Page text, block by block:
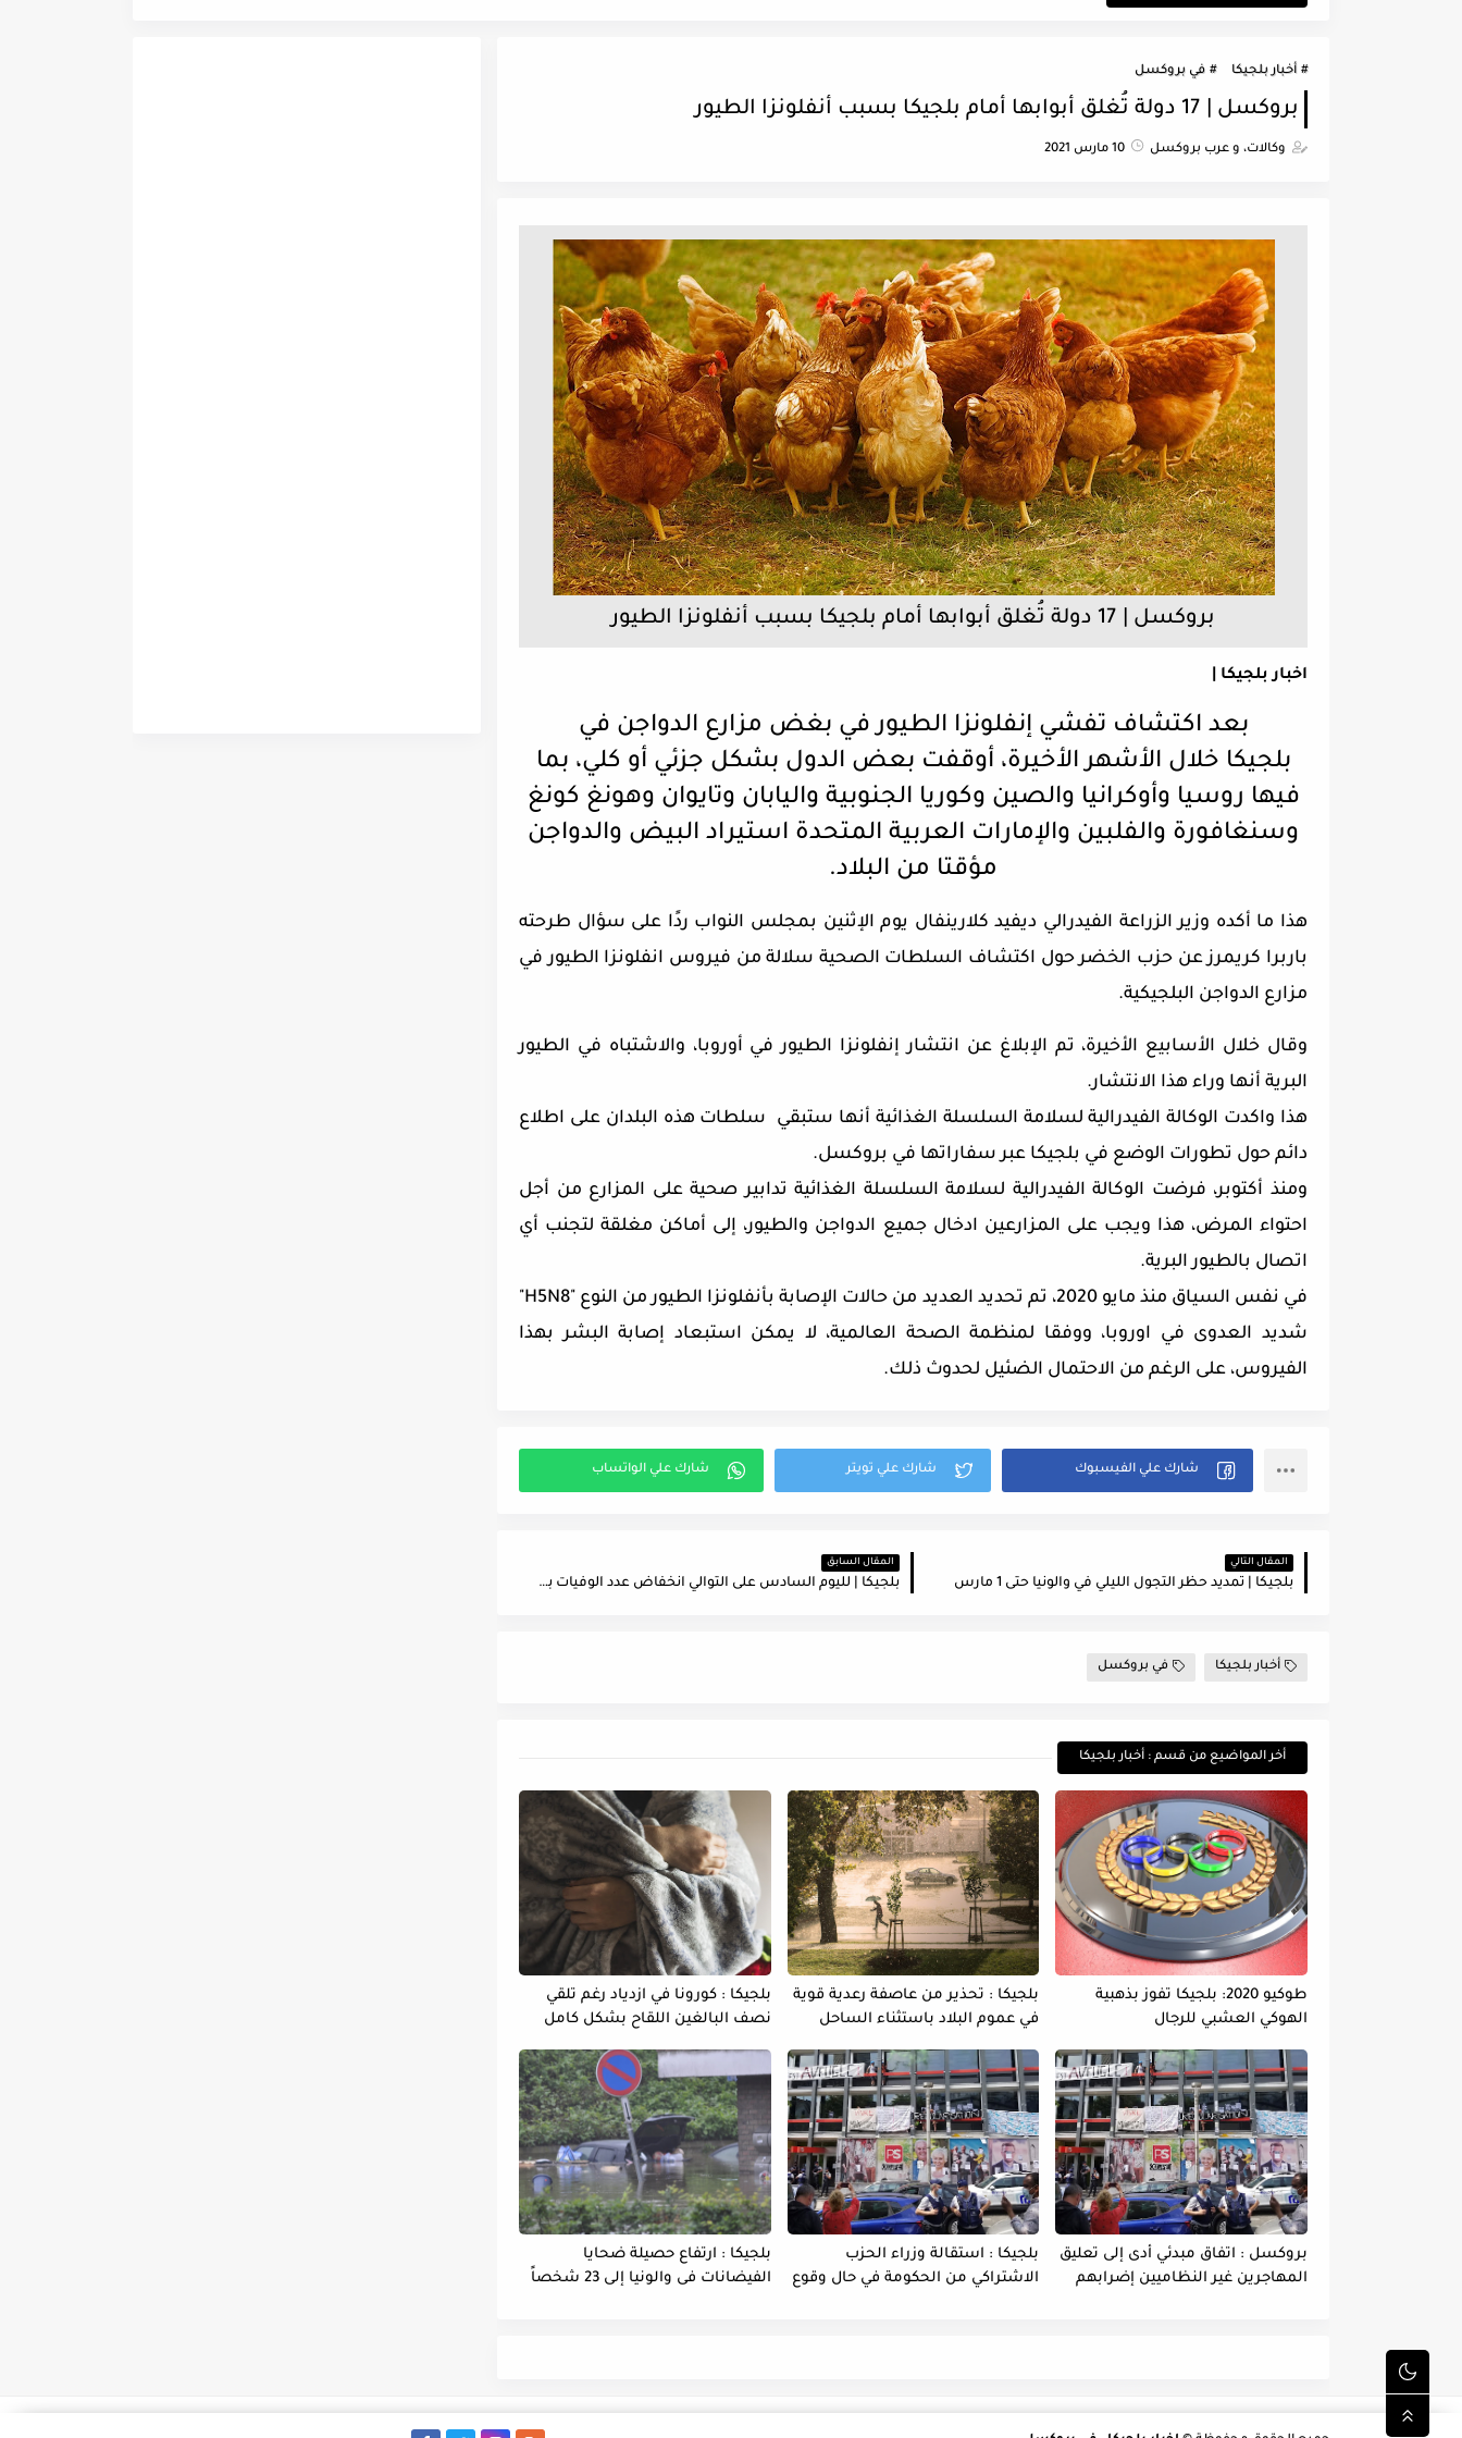
أخبار بلجيكا في بروكسل
بروكسل | 17 دولة تُغلق أبوابها أمام بلجيكا بسبب أنفلونزا الطيور
وكالات، و عرب بروكسل 10 مارس 2021
بروكسل | 17 دولة تُغلق أبوابها أمام بلجيكا بسبب أنفلونزا الطيور
اخبار بلجيكا |
بعد اكتشاف تفشي إنفلونزا الطيور في بغض مزارع الدواجن في
بلجيكا خلال الأشهر الأخيرة، أوقفت بعض الدول بشكل جزئي أو كلي، بما
فيها روسيا وأوكرانيا والصين وكوريا الجنوبية واليابان وتايوان وهونغ كونغ
وسنغافورة والفلبين والإمارات العربية المتحدة استيراد البيض والدواجن
مؤقتا من البلاد.
هذا ما أكده وزير الزراعة الفيدرالي ديفيد كلارينفال يوم الإثنين بمجلس النواب ردًا على سؤال طرحته
باربرا كريمرز عن حزب الخضر حول اكتشاف السلطات الصحية سلالة من فيروس انفلونزا الطيور في
مزارع الدواجن البلجيكية.
وقال خلال الأسابيع الأخيرة، تم الإبلاغ عن انتشار إنفلونزا الطيور في أوروبا، والاشتباه في الطيور
البرية أنها وراء هذا الانتشار.
هذا واكدت الوكالة الفيدرالية لسلامة السلسلة الغذائية أنها ستبقي سلطات هذه البلدان على اطلاع
دائم حول تطورات الوضع في بلجيكا عبر سفاراتها في بروكسل.
ومنذ أكتوبر، فرضت الوكالة الفيدرالية لسلامة السلسلة الغذائية تدابير صحيةعلى المزارع من أجل
احتواء المرض، هذا ويجب على المزارعين ادخال جميع الدواجن والطيور، إلى أماكن مغلقة لتجنب أي
اتصال بالطيور البرية.
في نفس السياق منذ مايو 2020، تم تحديد العديد من حالات الإصابة بأنفلونزا الطيور من النوع "H5N8"
شديد العدوى في اوروبا، ووفقا لمنظمة الصحة العالمية، لا يمكن استبعاد إصابة البشر بهذا
الفيروس، على الرغم من الاحتمال الضئيل لحدوث ذلك.
المقال التالي
بلجيكا | تمديد حظر التجول الليلي في والونيا حتى 1 مارس
المقال السابق
بلجيكا | لليوم السادس على التوالي انخفاض عدد الوفيات بسبب كوفيد-19
أخبار بلجيكا في بروكسل
أخر المواضيع من قسم : أخبار بلجيكا
طوكيو 2020: بلجيكا تفوز بذهبية
الهوكي العشبي للرجال
بلجيكا : تحذير من عاصفة رعدية قوية
في عموم البلاد باستثناء الساحل
بلجيكا : كورونا في ازدياد رغم تلقي
نصف البالغين اللقاح بشكل كامل
بروكسل : اتفاق مبدئي أدى إلى تعليق
المهاجرين غير النظاميين إضرابهم
بلجيكا : استقالة وزراء الحزب
الاشتراكي من الحكومة في حال وقوع
بلجيكا : ارتفاع حصيلة ضحايا
الفيضانات فى والونيا إلى 23 شخصاً